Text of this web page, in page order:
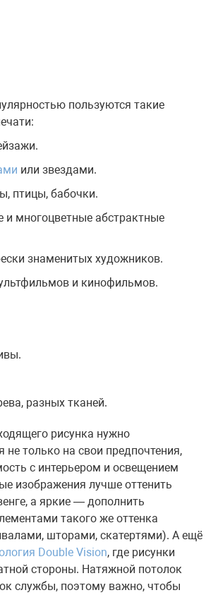
пользуются такие
или звездами.
птицы, бабочки.
многоцветные абстрактные
знаменитых художников.
и кинофильмов.
разных тканей.
рисунка нужно
не только на свои предпочтения,
с интерьером и освещением
изображения лучше оттенить
а яркие — дополнить
такого же оттенка
шторами, скатертями). А ещё
Double Vision, где рисунки
стороны. Натяжной потолок
службы, поэтому важно, чтобы